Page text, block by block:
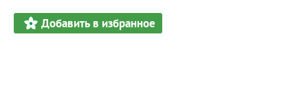
Добавить в избранное